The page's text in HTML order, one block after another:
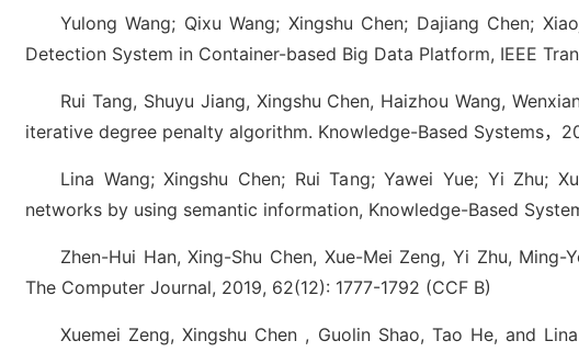
Yulong Wang; Qixu Wang; Xingshu Chen; Dajiang Chen;
Detection System in Container-based Big Data Platform, IEEE
Rui Tang, Shuyu Jiang, Xingshu Chen, Haizhou Wang,
iterative degree penalty algorithm. Knowledge-Based Systems，
Lina Wang; Xingshu Chen; Rui Tang; Yawei Yue; Yi Zhu;
networks by using semantic information, Knowledge-Based
Zhen-Hui Han, Xing-Shu Chen, Xue-Mei Zeng, Yi Zhu,
The Computer Journal, 2019, 62(12): 1777-1792 (CCF B)
Xuemei Zeng, Xingshu Chen , Guolin Shao, Tao He, and